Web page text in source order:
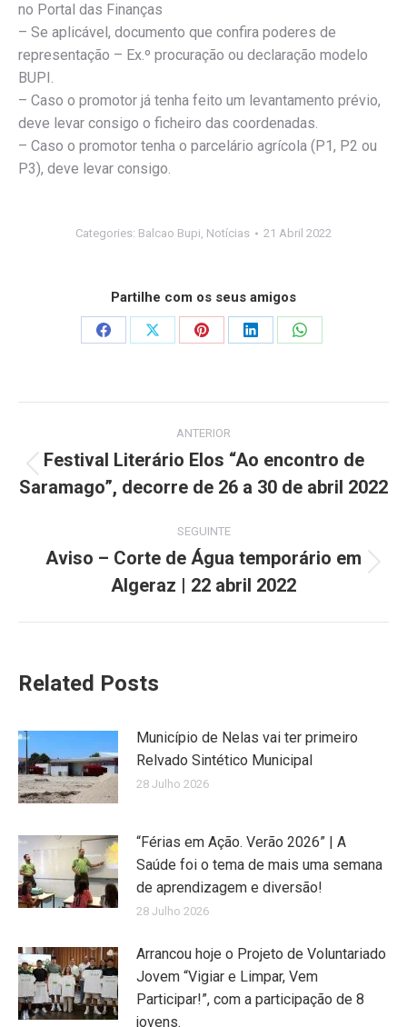
no Portal das Finanças
– Se aplicável, documento que confira poderes de
representação – Ex.º procuração ou declaração modelo
BUPI.
– Caso o promotor já tenha feito um levantamento prévio,
deve levar consigo o ficheiro das coordenadas.
– Caso o promotor tenha o parcelário agrícola (P1, P2 ou
P3), deve levar consigo.
Categories: Balcao Bupi, Notícias 21 Abril 2022
Partilhe com os seus amigos
Share
Share
Share
Share
Share
navigation
ANTERIOR
post:
Festival Literário Elos “Ao encontro de
Saramago”, decorre de 26 a 30 de abril 2022
SEGUINTE
Next
post:
Aviso – Corte de Água temporário em
Algeraz | 22 abril 2022
Related Posts
Município de Nelas vai ter primeiro
Relvado Sintético Municipal
28 Julho 2026
“Férias em Ação. Verão 2026” | A
Saúde foi o tema de mais uma semana
de aprendizagem e diversão!
28 Julho 2026
Arrancou hoje o Projeto de Voluntariado
Jovem “Vigiar e Limpar, Vem
Participar!”, com a participação de 8
jovens.